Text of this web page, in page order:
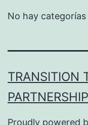
No hay categorías
TRANSITION
Proudly powered